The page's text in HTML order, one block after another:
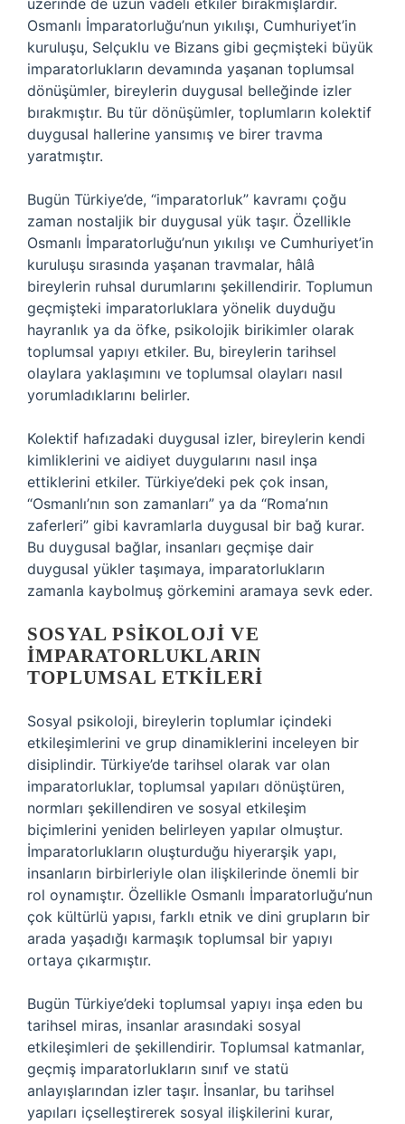
üzerinde de uzun vadeli etkiler bırakmışlardır.
Osmanlı İmparatorluğu’nun yıkılışı, Cumhuriyet’in
kuruluşu, Selçuklu ve Bizans gibi geçmişteki büyük
imparatorlukların devamında yaşanan toplumsal
dönüşümler, bireylerin duygusal belleğinde izler
bırakmıştır. Bu tür dönüşümler, toplumların kolektif
duygusal hallerine yansımış ve birer travma
yaratmıştır.
Bugün Türkiye’de, “imparatorluk” kavramı çoğu
zaman nostaljik bir duygusal yük taşır. Özellikle
Osmanlı İmparatorluğu’nun yıkılışı ve Cumhuriyet’in
kuruluşu sırasında yaşanan travmalar, hâlâ
bireylerin ruhsal durumlarını şekillendirir. Toplumun
geçmişteki imparatorluklara yönelik duyduğu
hayranlık ya da öfke, psikolojik birikimler olarak
toplumsal yapıyı etkiler. Bu, bireylerin tarihsel
olaylara yaklaşımını ve toplumsal olayları nasıl
yorumladıklarını belirler.
Kolektif hafızadaki duygusal izler, bireylerin kendi
kimliklerini ve aidiyet duygularını nasıl inşa
ettiklerini etkiler. Türkiye’deki pek çok insan,
“Osmanlı’nın son zamanları” ya da “Roma’nın
zaferleri” gibi kavramlarla duygusal bir bağ kurar.
Bu duygusal bağlar, insanları geçmişe dair
duygusal yükler taşımaya, imparatorlukların
zamanla kaybolmuş görkemini aramaya sevk eder.
SOSYAL PSIKOLOJI VE
İMPARATORLUKLARIN
TOPLUMSAL ETKILERI
Sosyal psikoloji, bireylerin toplumlar içindeki
etkileşimlerini ve grup dinamiklerini inceleyen bir
disiplindir. Türkiye’de tarihsel olarak var olan
imparatorluklar, toplumsal yapıları dönüştüren,
normları şekillendiren ve sosyal etkileşim
biçimlerini yeniden belirleyen yapılar olmuştur.
İmparatorlukların oluşturduğu hiyerarşik yapı,
insanların birbirleriyle olan ilişkilerinde önemli bir
rol oynamıştır. Özellikle Osmanlı İmparatorluğu’nun
çok kültürlü yapısı, farklı etnik ve dini grupların bir
arada yaşadığı karmaşık toplumsal bir yapıyı
ortaya çıkarmıştır.
Bugün Türkiye’deki toplumsal yapıyı inşa eden bu
tarihsel miras, insanlar arasındaki sosyal
etkileşimleri de şekillendirir. Toplumsal katmanlar,
geçmiş imparatorlukların sınıf ve statü
anlayışlarından izler taşır. İnsanlar, bu tarihsel
yapıları içselleştirerek sosyal ilişkilerini kurar,